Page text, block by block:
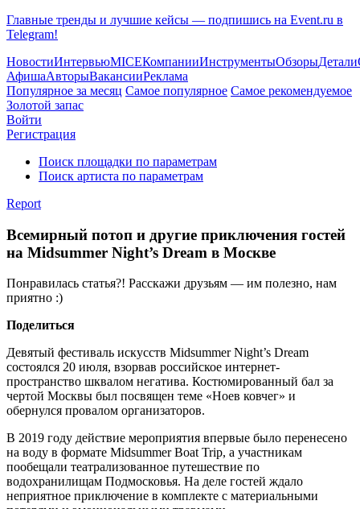
Главные тренды и лучшие кейсы — подпишись на Event.ru в
Telegram!
НовостиИнтервьюMICEКомпанииИнструментыОбзорыДетали
АфишаАвторыВакансииРеклама
Популярное за месяц Самое популярное Самое рекомендуемое
Золотой запас
Войти
Регистрация
Поиск площадки по параметрам
Поиск артиста по параметрам
Report
Всемирный потоп и другие приключения гостей
на Midsummer Night’s Dream в Москве
Понравилась статья?! Расскажи друзьям — им полезно, нам
приятно :)
Поделиться
Девятый фестиваль искусств Midsummer Night’s Dream
состоялся 20 июля, взорвав российское интернет-
пространство шквалом негатива. Костюмированный бал за
чертой Москвы был посвящен теме «Ноев ковчег» и
обернулся провалом организаторов.
В 2019 году действие мероприятия впервые было перенесено
на воду в формате Midsummer Boat Trip, а участникам
пообещали театрализованное путешествие по
водохранилищам Подмосковья. На деле гостей ждало
неприятное приключение в комплекте с материальными